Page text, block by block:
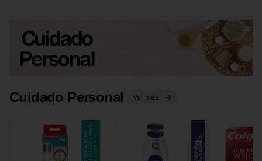
Cuidado Personal Ver más